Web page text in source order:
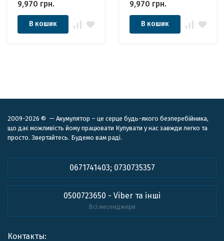
9,970 грн.
В кошик
9,970 грн.
В кошик
2009-2026 © — Акумулятор – це серце будь-якого безперебійника,
що дає можливість йому працювати Купувати у нас завжди легко та
просто. Звертайтесь. Будемо вам раді.
0671741403; 0730735357
0500723650 - Viber та інші
Всі месенджери
Контакты: